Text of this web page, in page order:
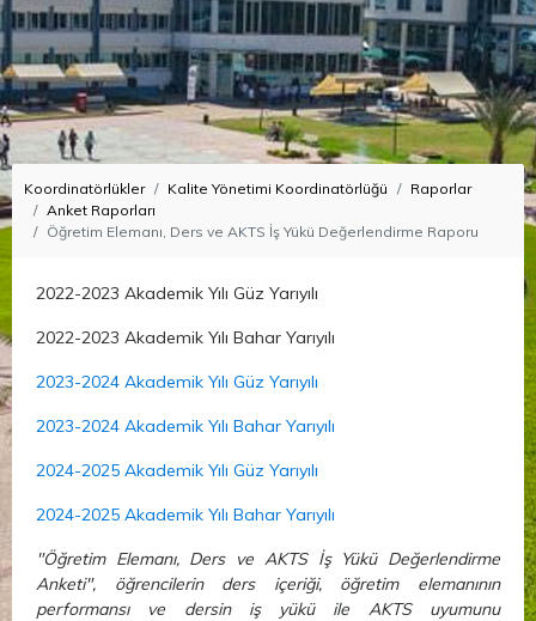
Koordinatörlükler Kalite Yönetimi Koordinatörlüğü
Raporlar
Anket Raporları
Öğretim Elemanı, Ders ve AKTS İş Yükü Değerlendirme Raporu
2022-2023 Akademik Yılı Güz Yarıyılı
2022-2023 Akademik Yılı Bahar Yarıyılı
2023-2024 Akademik Yılı Güz Yarıyılı
2023-2024 Akademik Yılı Bahar Yarıyılı
2024-2025 Akademik Yılı Güz Yarıyılı
2024-2025 Akademik Yılı Bahar Yarıyılı
"Öğretim Elemanı, Ders ve AKTS İş Yükü Değerlendirme
Anketi", öğrencilerin ders içeriği, öğretim elemanının
performansı ve dersin iş yükü ile AKTS uyumunu